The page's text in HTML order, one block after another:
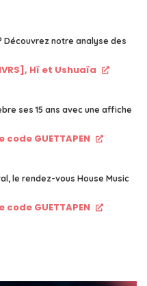
Découvrez notre analyse des
Hï et Ushuaïa
ses 15 ans avec une affiche
code GUETTAPEN
le rendez-vous House Music
code GUETTAPEN